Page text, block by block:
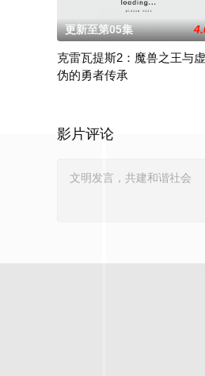
更新至第05集
克雷瓦提斯2：魔兽之王与虚
伪的勇者传承
影片评论